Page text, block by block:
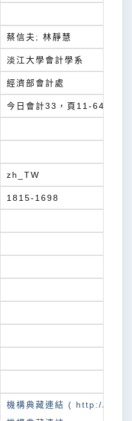
蔡信夫; 林靜慧
淡江大學會計學系
經濟部會計處
今日會計33，頁11-64
zh_TW
1815-1698
機構典藏連結 ( http://